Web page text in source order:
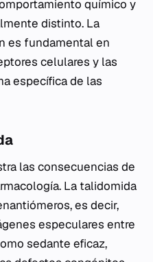
químico y
distinto. La
es fundamental en
celulares y las
específica de las
las consecuencias de
La talidomida
es decir,
especulares entre
sedante eficaz,